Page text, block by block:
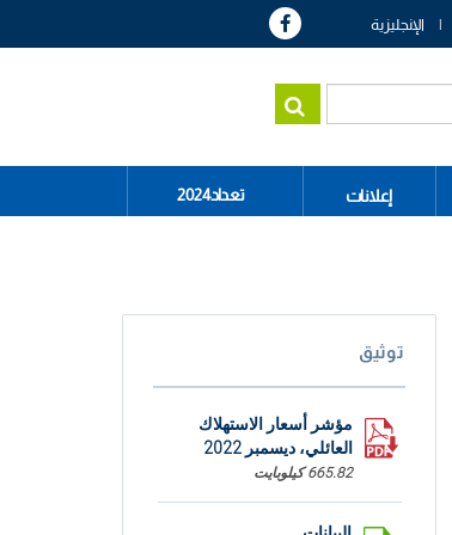
الإنجليزية
إعلانات تعداد2024
توثيق
مؤشر أسعار الاستهلاك
العائلي، ديسمبر 2022
665.82 كيلوبايت